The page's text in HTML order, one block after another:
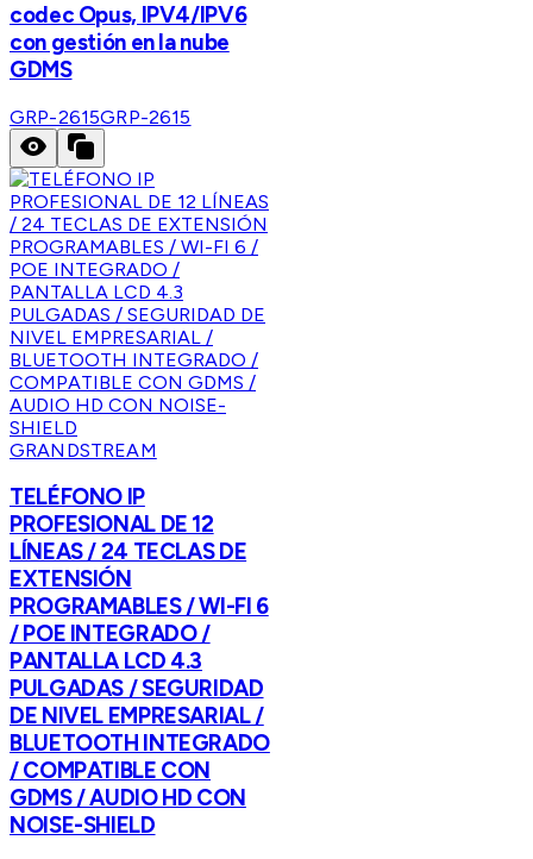
codec Opus, IPV4/IPV6
con gestión en la nube
GDMS
GRP-2615GRP-2615
GRANDSTREAM
TELÉFONO IP
PROFESIONAL DE 12
LÍNEAS / 24 TECLAS DE
EXTENSIÓN
PROGRAMABLES / WI-FI 6
/ POE INTEGRADO /
PANTALLA LCD 4.3
PULGADAS / SEGURIDAD
DE NIVEL EMPRESARIAL /
BLUETOOTH INTEGRADO
/ COMPATIBLE CON
GDMS / AUDIO HD CON
NOISE-SHIELD